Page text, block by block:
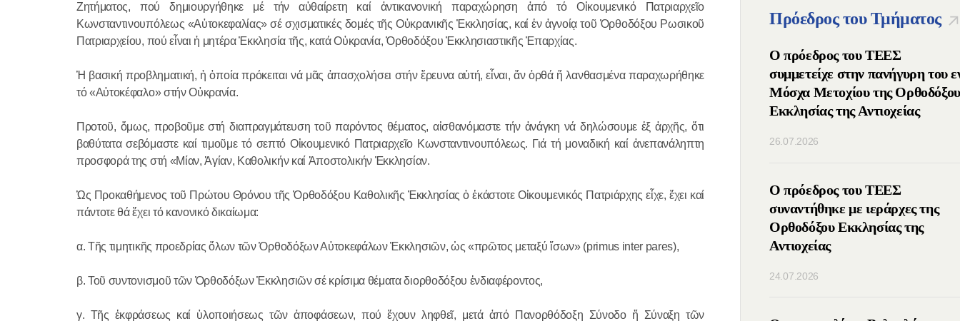
Ζητήματος, πού δημιουργήθηκε μέ τήν αὐθαίρετη καί ἀντικανονική παραχώρηση ἀπό τό Οἰκουμενικό Πατριαρχεῖο
Κωνσταντινουπόλεως «Αὐτοκεφαλίας» σέ σχισματικές δομές τῆς Οὐκρανικῆς Ἐκκλησίας, καί ἐν ἀγνοίᾳ τοῦ Ὀρθοδόξου Ρωσικοῦ
Πατριαρχείου, πού εἶναι ἡ μητέρα Ἐκκλησία τῆς, κατά Οὐκρανία, Ὀρθοδόξου Ἐκκλησιαστικῆς Ἐπαρχίας.
Ἡ βασική προβληματική, ἡ ὁποία πρόκειται νά μᾶς ἀπασχολήσει στήν ἔρευνα αὐτή, εἶναι, ἄν ὀρθά ἤ λανθασμένα παραχωρήθηκε
τό «Αὐτοκέφαλο» στήν Οὐκρανία.
Προτοῦ, ὅμως, προβοῦμε στή διαπραγμάτευση τοῦ παρόντος θέματος, αἰσθανόμαστε τήν ἀνάγκη νά δηλώσουμε ἐξ ἀρχῆς, ὅτι
βαθύτατα σεβόμαστε καί τιμοῦμε τό σεπτό Οἰκουμενικό Πατριαρχεῖο Κωνσταντινουπόλεως. Γιά τή μοναδική καί ἀνεπανάληπτη
προσφορά της στή «Μίαν, Ἁγίαν, Καθολικήν καί Ἀποστολικήν Ἐκκλησίαν.
Ὡς Προκαθήμενος τοῦ Πρώτου Θρόνου τῆς Ὀρθοδόξου Καθολικῆς Ἐκκλησίας ὁ ἑκάστοτε Οἰκουμενικός Πατριάρχης εἶχε, ἔχει καί
πάντοτε θά ἔχει τό κανονικό δικαίωμα:
α. Τῆς τιμητικῆς προεδρίας ὅλων τῶν Ὀρθοδόξων Αὐτοκεφάλων Ἐκκλησιῶν, ὡς «πρῶτος μεταξύ ἴσων» (primus inter pares),
β. Τοῦ συντονισμοῦ τῶν Ὀρθοδόξων Ἐκκλησιῶν σέ κρίσιμα θέματα διορθοδόξου ἐνδιαφέροντος,
γ. Τῆς ἐκφράσεως καί ὑλοποιήσεως τῶν ἀποφάσεων, πού ἔχουν ληφθεῖ, μετά ἀπό Πανορθόδοξη Σύνοδο ἤ Σύναξη τῶν
Πρόεδρος του Τμήματος
Κύριλλος συμμετείχε στις ΙΔ΄
στο Συμβούλιο της Ομοσπονδίας
(Άνω Βουλή) της Ρωσίας
29.01.2026
Πραγματοποιήθηκε τηλεφωνική
Εκκλησιών Ρωσίας και Σερβίας
Ο πρόεδρος του ΤΕΕΣ
συμμετείχε στην πανήγυρη του
Μόσχα Μετοχίου της Ορθοδόξου
Εκκλησίας της Αντιοχείας
26.07.2026
Ο πρόεδρος του ΤΕΕΣ
συναντήθηκε με ιεράρχες της
Ορθοδόξου Εκκλησίας της
Αντιοχείας
24.07.2026